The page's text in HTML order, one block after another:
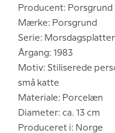
Producent:
Mærke: Porsgrund
Serie: Morsdagsplatter
Årgang: 1983
Motiv: Stiliserede
små katte
Materiale: Porcelæn
Diameter: ca. 13 cm
Produceret i: Norge